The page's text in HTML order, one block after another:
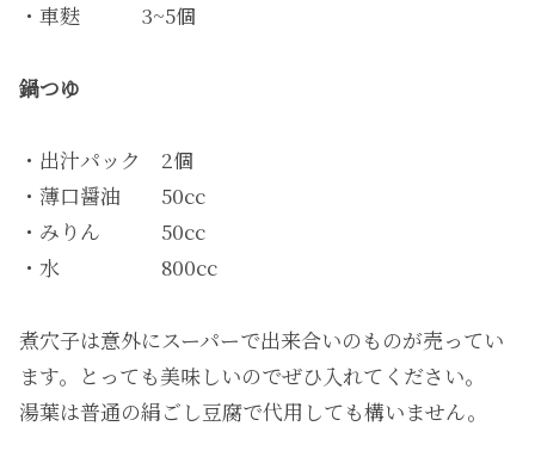
・車麩 3~5個
鍋つゆ
・出汁パック 2個
・薄口醤油 50cc
・みりん 50cc
・水 800cc
煮穴子は意外にスーパーで出来合いのものが売ってい
ます。とっても美味しいのでぜひ入れてください。
湯葉は普通の絹ごし豆腐で代用しても構いません。